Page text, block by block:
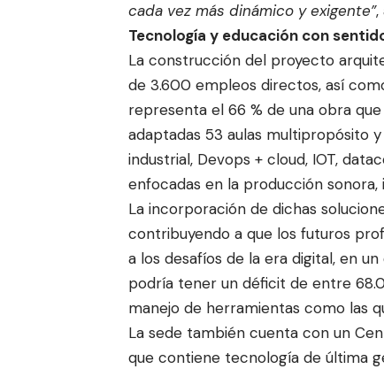
cada vez más dinámico y exigente”,
Tecnología y educación con
La construcción del proyecto
de 3.600 empleos directos, así
representa el 66 % de una obra
adaptadas 53 aulas multipropósito
industrial, Devops + cloud, IOT,
enfocadas en la producción
La incorporación de dichas
contribuyendo a que los futuros
a los desafíos de la era digital, en
podría tener un déficit de entre
manejo de herramientas como las
La sede también cuenta con un
que contiene tecnología de última